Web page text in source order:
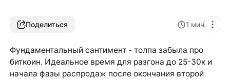
Поделиться 1 мин
Фундаментальный сантимент - толпа забыла про
биткоин. Идеальное время для разгона до 25-30к и
начала фазы распродаж после окончания второй